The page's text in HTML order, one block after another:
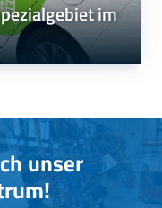
im
unser